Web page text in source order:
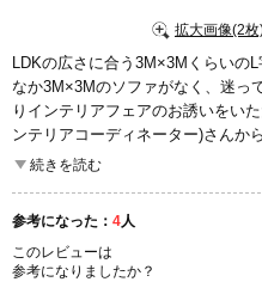
拡大画像(2枚
LDKの広さに合う3M×3Mくらいの
なか3M×3Mのソファがなく、迷っ
りインテリアフェアのお誘いをい
ンテリアコーディネーター)さんか
の商品を拝見し、座り心地とデザ
座面が広くて、程よい硬さでとて
く見られます。また、長さも十分
ることもできます。クッションの
続きを読む
参考になった： 4人
このレビューは
参考になりましたか？